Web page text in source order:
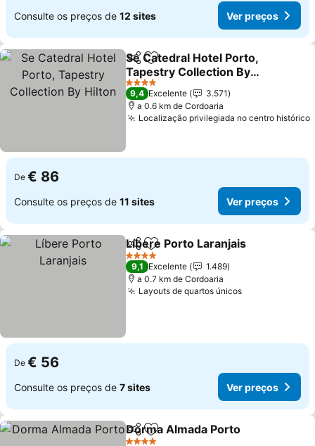
Consulte os preços de 12 sites Ver preços
PartilharAdicionar aos favoritos
Se Catedral Hotel Porto,
Tapestry Collection By
Hilton
4 Estrelas
9,4 Excelente
3.571
a 0.6 km de Cordoaria
Localização privilegiada no centro histórico
De € 86
Consulte os preços de 11 sites Ver preços
PartilharAdicionar aos favoritos
Líbere Porto Laranjais
4 Estrelas
9,1 Excelente
1.489
a 0.7 km de Cordoaria
Layouts de quartos únicos
De € 56
Consulte os preços de 7 sites Ver preços
PartilharAdicionar aos favoritos
Dorma Almada Porto